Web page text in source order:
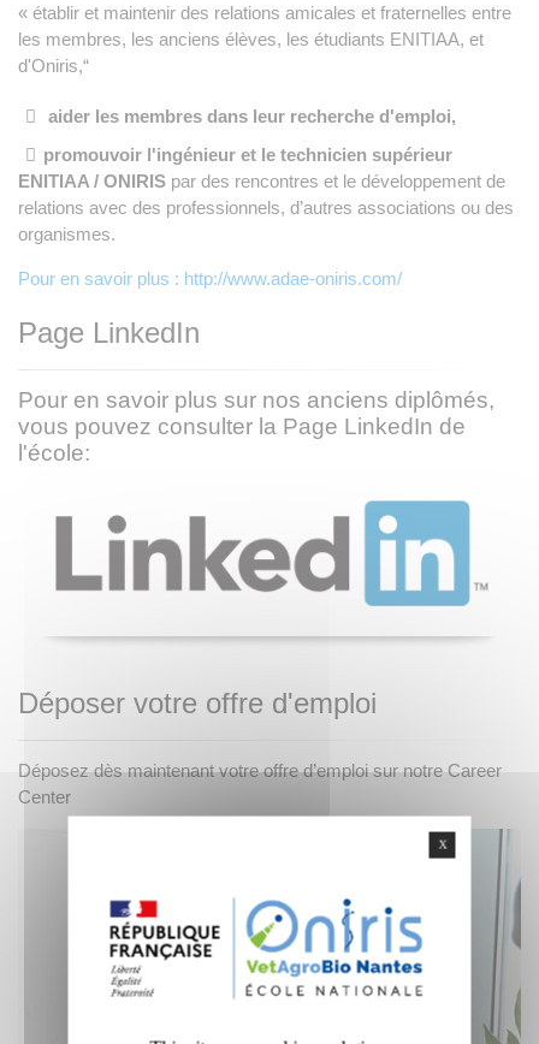
« établir et maintenir des relations amicales et fraternelles entre
les membres, les anciens élèves, les étudiants ENITIAA, et
d'Oniris,“
aider les membres dans leur recherche d'emploi,
promouvoir l'ingénieur et le technicien supérieur
ENITIAA / ONIRIS par des rencontres et le développement de
relations avec des professionnels, d’autres associations ou des
organismes.
Pour en savoir plus : http://www.adae-oniris.com/
Page LinkedIn
Pour en savoir plus sur nos anciens diplômés,
vous pouvez consulter la Page LinkedIn de
l'école:
Déposer votre offre d'emploi
Déposez dès maintenant votre offre d’emploi sur notre Career
Center
X